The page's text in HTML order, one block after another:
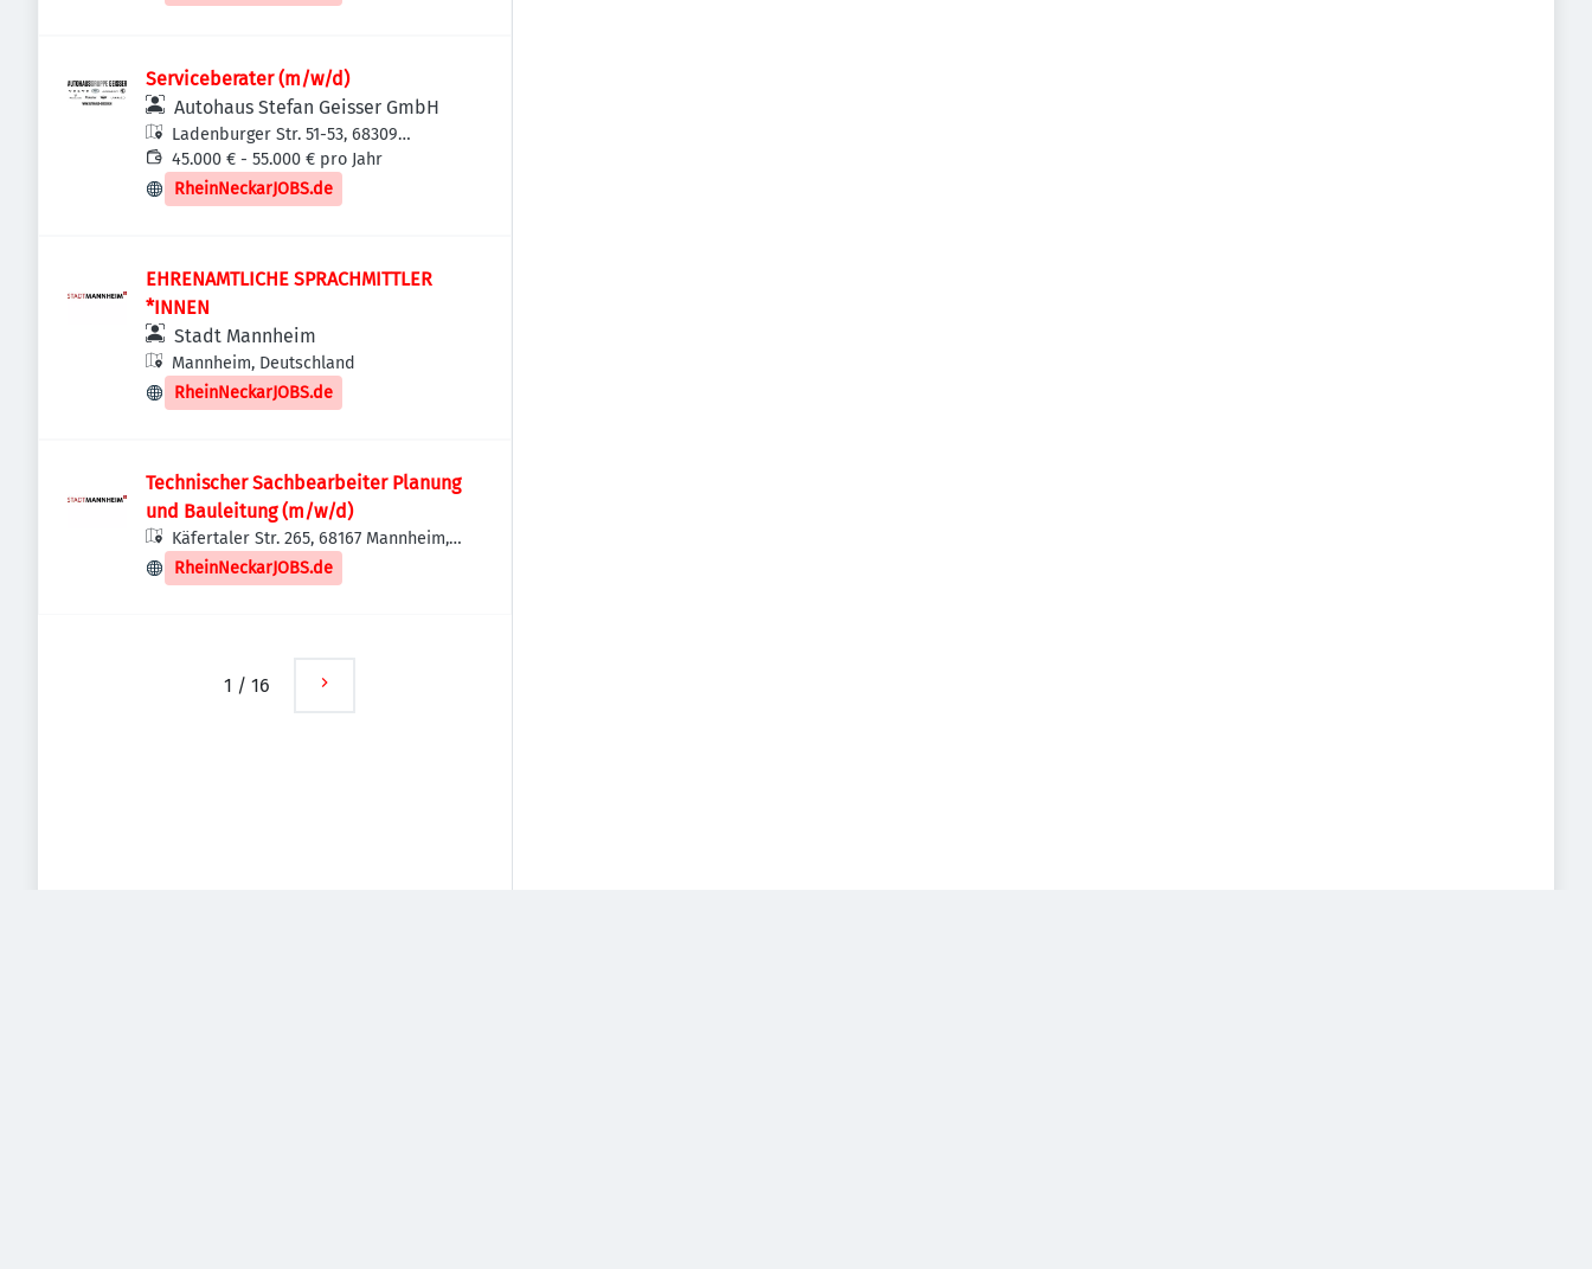
Serviceberater (m/w/d)
Autohaus Stefan Geisser GmbH
Ladenburger Str. 51-53, 68309
Mannheim, Deutschland
45.000 € - 55.000 € pro Jahr
RheinNeckarJOBS.de
EHRENAMTLICHE SPRACHMITTLER
*INNEN
Stadt Mannheim
Mannheim, Deutschland
RheinNeckarJOBS.de
Technischer Sachbearbeiter Planung
und Bauleitung (m/w/d)
Käfertaler Str. 265, 68167 Mannheim,
Deutschland
RheinNeckarJOBS.de
1 / 16